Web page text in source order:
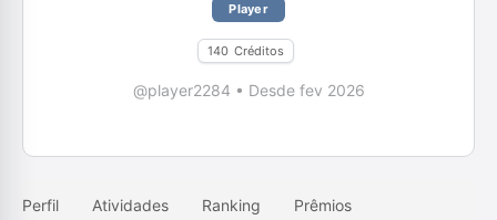
Player
140 Créditos
@player2284 • Desde fev 2026
Perfil Atividades Ranking Prêmios